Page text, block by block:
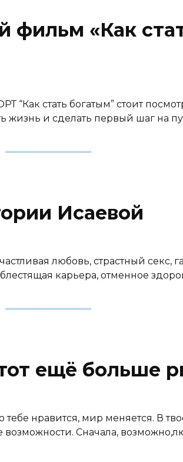
фильм «Как
“Как стать богатым” стоит
жизнь и сделать первый шаг на
Исаевой
любовь, страстный секс,
карьера, отменное
ещё больше
тебе нравится, мир меняется. В
Сначала,